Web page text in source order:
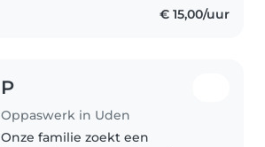
€ 15,00/uur
P
Oppaswerk in Uden
Onze familie zoekt een